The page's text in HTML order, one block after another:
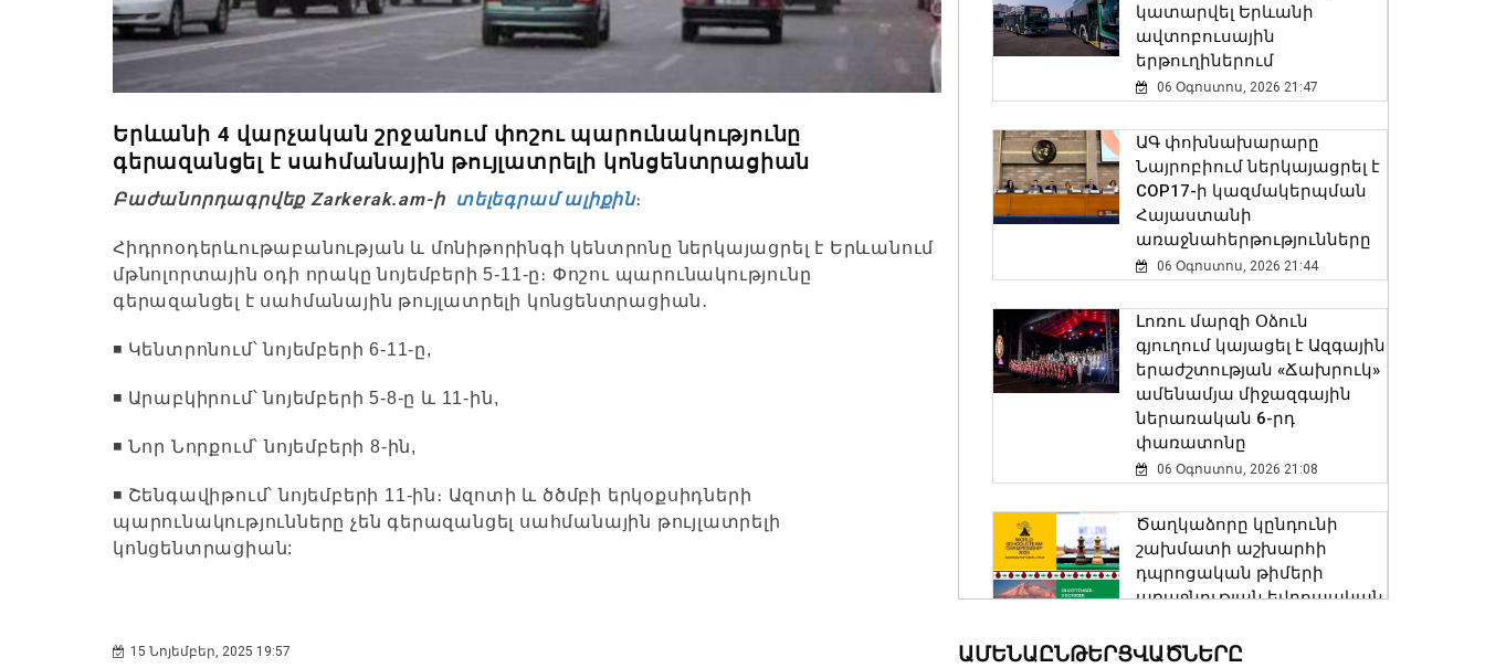
Երևանի 4 վարչական շրջանում փոշու պարունակությունը
գերազանցել է սահմանային թույլատրելի կոնցենտրացիան
Բաժանորդագրվեք Zarkerak.am-ի տելեգրամ ալիքին։
Հիդրոօդերևութաբանության և մոնիթորինգի կենտրոնը ներկայացրել է Երևանում
մթնոլորտային օդի որակը նոյեմբերի 5-11-ը։ Փոշու պարունակությունը
գերազանցել է սահմանային թույլատրելի կոնցենտրացիան․
◾️ Կենտրոնում՝ նոյեմբերի 6-11-ը,
◾️ Արաբկիրում՝ նոյեմբերի 5-8-ը և 11-ին,
◾️ Նոր Նորքում՝ նոյեմբերի 8-ին,
◾️ Շենգավիթում՝ նոյեմբերի 11-ին։ Ազոտի և ծծմբի երկօքսիդների
պարունակությունները չեն գերազանցել սահմանային թույլատրելի
կոնցենտրացիան:
15 Նոյեմբեր, 2025 19:57
կատարվել Երևանի
ավտոբուսային
երթուղիներում
06 Օգոստոս, 2026 21:47
ԱԳ փոխնախարարը
Նայրոբիում ներկայացրել է
COP17-ի կազմակերպման
Հայաստանի
առաջնահերթությունները
06 Օգոստոս, 2026 21:44
Լոռու մարզի Օձուն
գյուղում կայացել է Ազգային
երաժշտության «Ճախրուկ»
ամենամյա միջազգային
ներառական 6-րդ
փառատոնը
06 Օգոստոս, 2026 21:08
Ծաղկաձորը կընդունի
շախմատի աշխարհի
դպրոցական թիմերի
առաջնության եվրոպական
06 Օգոստոս, 2026 20:58
ԱՄԵՆԱԸՆԹԵՐՑՎԱԾՆԵՐԸ